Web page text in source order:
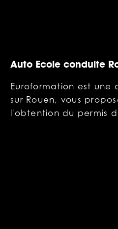
Auto Ecole conduite
Euroformation est une
sur Rouen, vous
l'obtention du permis